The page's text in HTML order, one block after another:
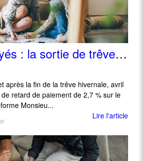
Loyers impayés : la sortie de trêve hivernale sans le choc redouté
après la fin de la trêve hivernale, avril
retard de paiement de 2,7 % sur le
Monsieu...
Lire l'article